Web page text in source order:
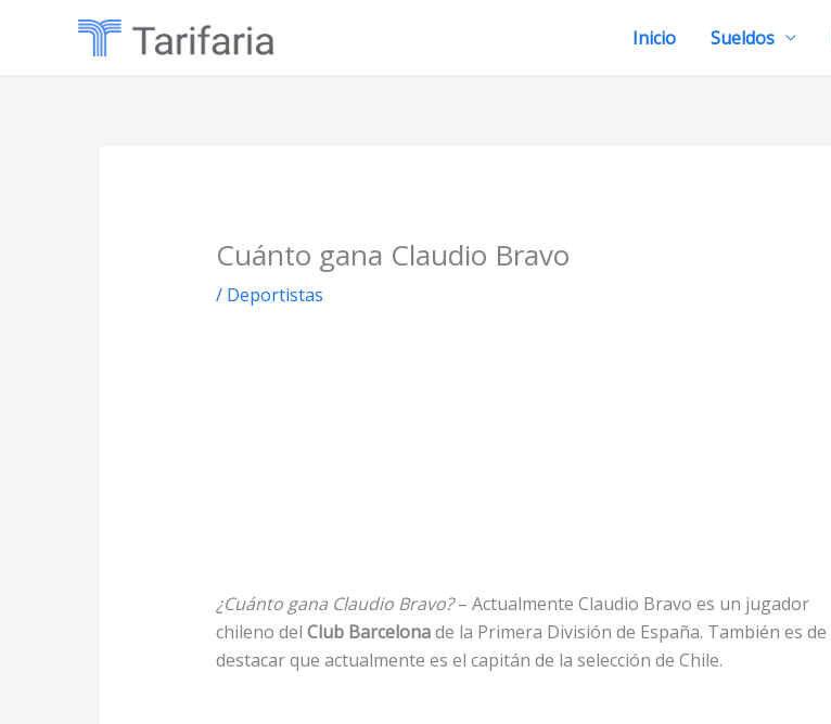
Inicio Sueldos
Cuánto gana Claudio Bravo
/ Deportistas
¿Cuánto gana Claudio Bravo?– Actualmente Claudio Bravo es un jugador
chileno del Club Barcelonade la Primera División de España. También es de
destacar que actualmente es el capitán de la selección de Chile.